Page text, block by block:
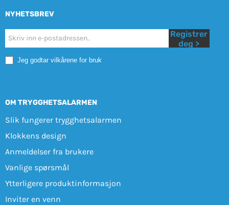
NYHETSBREV
Nyhetsbrev
Mobile
Registrer
deg >
Jeg godtar vilkårene for bruk
OM TRYGGHETSALARMEN
Slik fungerer trygghetsalarmen
Klokkens design
Anmeldelser fra brukere
Vanlige spørsmål
Ytterligere produktinformasjon
Inviter en venn